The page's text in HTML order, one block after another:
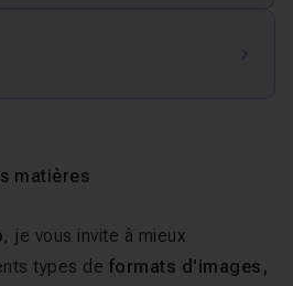
matières
, je vous invite à mieux
types de formats d'images,